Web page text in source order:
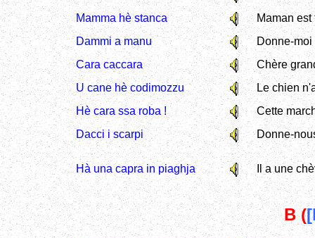
Mamma hè stanca
Maman
Dammi a manu
Donne-
Cara caccara
Chère
U cane hè codimozzu
Le chien
Hè cara ssa roba !
Cette
Dacci i scarpi
Donne-
Hà una capra in piaghja Il a une
B (